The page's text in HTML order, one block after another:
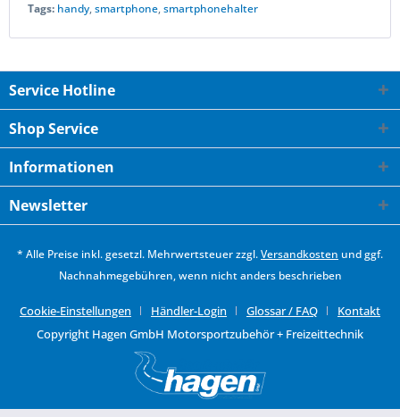
Tags: handy,smartphone,smartphonehalter
Service Hotline
Shop Service
Informationen
Newsletter
* Alle Preise inkl. gesetzl. Mehrwertsteuer zzgl.Versandkosten und ggf.
Nachnahmegebühren, wenn nicht anders beschrieben
Cookie-Einstellungen Händler-Login Glossar / FAQ
Kontakt
Copyright Hagen GmbH Motorsportzubehör + Freizeittechnik